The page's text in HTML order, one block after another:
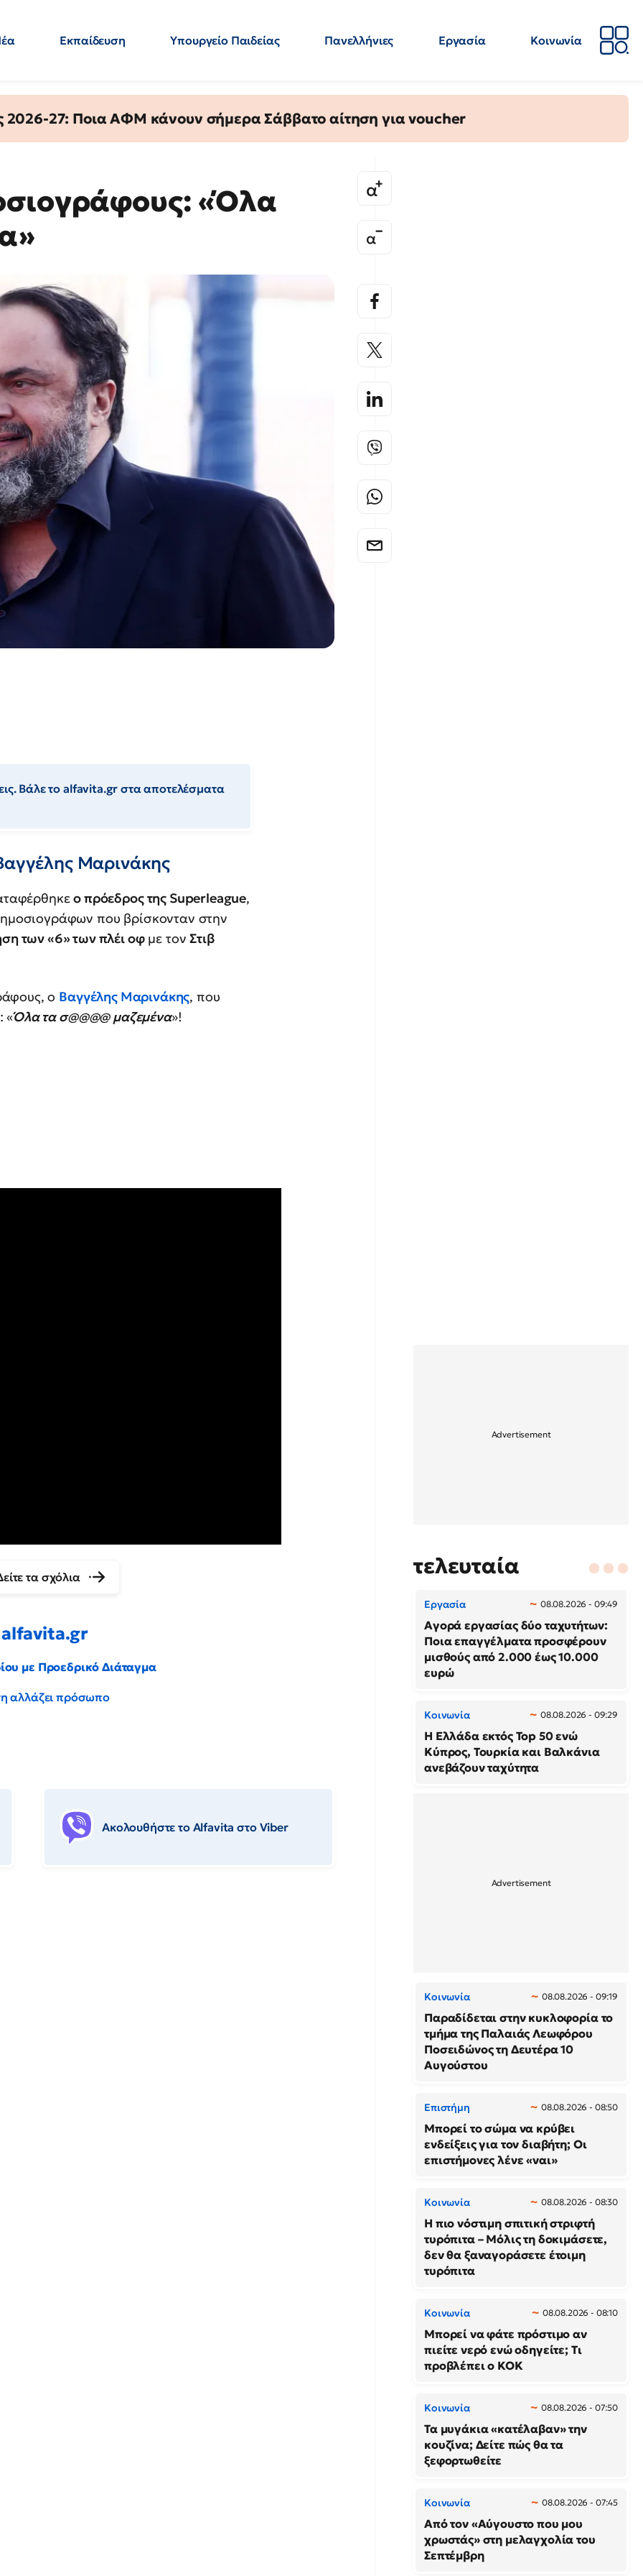
Εκπαίδευση Υπουργείο Παιδείας Πανελλήνιες Εργασία
Κοινωνία
2026-27: Ποια ΑΦΜ κάνουν σήμερα Σάββατο αίτηση για voucher
«Όλα
Βάλε το alfavita.gr στα αποτελέσματα
Μαρινάκης
ο πρόεδρος της Superleague,
που βρίσκονταν στην
των «6» των πλέι οφμε τονΣτιβ
ο Βαγγέλης Μαρινάκης, που
«Όλα τα σ@@@@ μαζεμένα»!
τα σχόλια
alfavita.gr
με Προεδρικό Διάταγμα
αλλάζει πρόσωπο
Ακολουθήστε το Αlfavita στο Viber
τελευταία
Εργασία 08.08.2026 - 09:49
Αγορά εργασίας δύο ταχυτήτων:
Ποια επαγγέλματα προσφέρουν
μισθούς από 2.000 έως 10.000
ευρώ
Κοινωνία 08.08.2026 - 09:29
Η Ελλάδα εκτός Top 50 ενώ
Κύπρος, Τουρκία και Βαλκάνια
ανεβάζουν ταχύτητα
Κοινωνία 08.08.2026 - 09:19
Παραδίδεται στην κυκλοφορία το
τμήμα της Παλαιάς Λεωφόρου
Ποσειδώνος τη Δευτέρα 10
Αυγούστου
Επιστήμη 08.08.2026 - 08:50
Μπορεί το σώμα να κρύβει
ενδείξεις για τον διαβήτη; Οι
επιστήμονες λένε «ναι»
Κοινωνία 08.08.2026 - 08:30
Η πιο νόστιμη σπιτική στριφτή
τυρόπιτα – Μόλις τη δοκιμάσετε,
δεν θα ξαναγοράσετε έτοιμη
τυρόπιτα
Κοινωνία 08.08.2026 - 08:10
Μπορεί να φάτε πρόστιμο αν
πιείτε νερό ενώ οδηγείτε; Τι
προβλέπει ο ΚΟΚ
Κοινωνία 08.08.2026 - 07:50
Τα μυγάκια «κατέλαβαν» την
κουζίνα; Δείτε πώς θα τα
ξεφορτωθείτε
Κοινωνία 08.08.2026 - 07:45
Από τον «Αύγουστο που μου
χρωστάς» στη μελαγχολία του
Σεπτέμβρη